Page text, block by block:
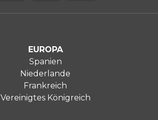
EUROPA
Spanien
Niederlande
Frankreich
Vereinigtes Königreich